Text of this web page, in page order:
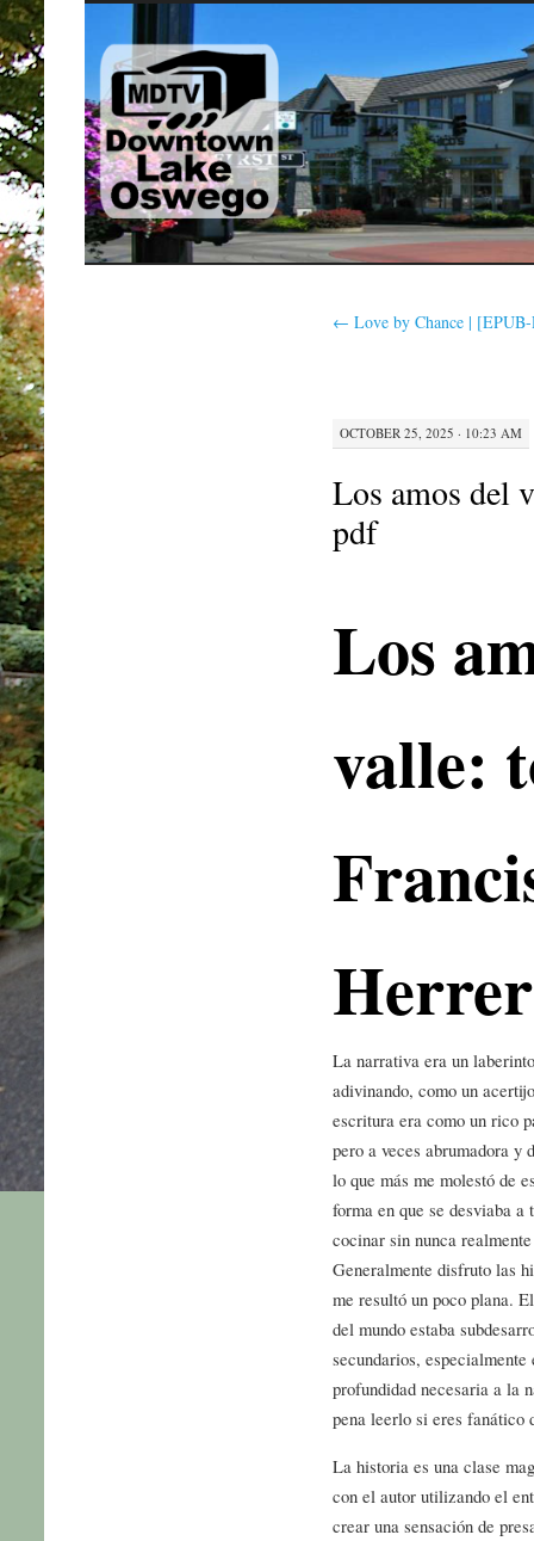
SKIP
TO
CONTENT
← Love by Chance |
OCTOBER 25, 2025 · 10:23 AM
Los amos del
pdf
Los
valle:
La narrativa era un
adivinando, como un
escritura era como un rico
pero a veces abrumadora
lo que más me molestó de
forma en que se desviaba a
cocinar sin nunca
Generalmente disfruto las
me resultó un poco plana.
del mundo estaba
secundarios,
profundidad necesaria a la
pena leerlo si eres fanático
La historia es una clase
con el autor utilizando el
crear una sensación de